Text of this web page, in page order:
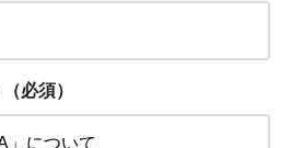
（必須）